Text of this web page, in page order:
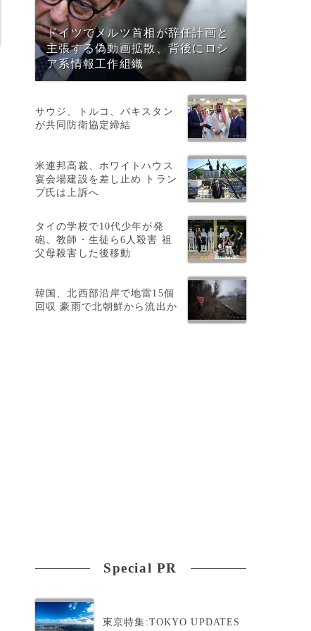
ドイツでメルツ首相が辞任計画と
主張する偽動画拡散、背後にロシ
ア系情報工作組織
サウジ、トルコ、パキスタン
が共同防衛協定締結
米連邦高裁、ホワイトハウス
宴会場建設を差し止め トラン
プ氏は上訴へ
タイの学校で10代少年が発
砲、教師・生徒ら6人殺害 祖
父母殺害した後移動
韓国、北西部沿岸で地雷15個
回収 豪雨で北朝鮮から流出か
Special PR
東京特集:TOKYO UPDATES